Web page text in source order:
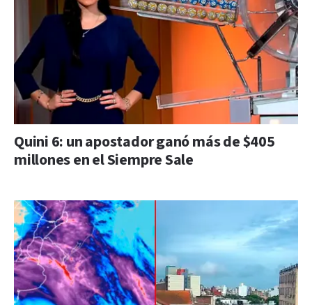
Quini 6: un apostador ganó más de $405
millones en el Siempre Sale